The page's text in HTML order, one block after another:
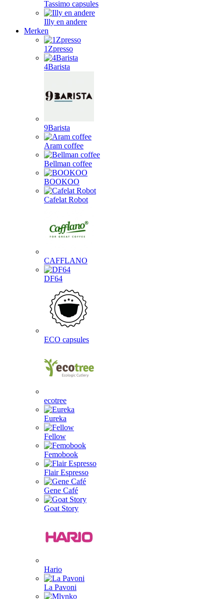
Tassimo capsules
Illy en andere
Merken
1Zpresso
4Barista
9Barista
Aram coffee
Bellman coffee
BOOKOO
Cafelat Robot
CAFFLANO
DF64
ECO capsules
ecotree
Eureka
Fellow
Femobook
Flair Espresso
Gene Café
Goat Story
Hario
La Pavoni